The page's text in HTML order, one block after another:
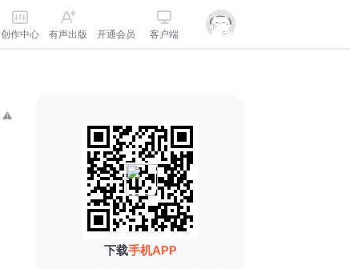
创作中心 有声出版 开通会员 客户端
下载手机APP